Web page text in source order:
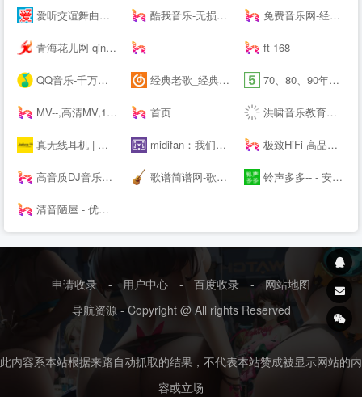
爱听交谊舞曲网-交谊舞曲下载,免费交谊舞曲,广场舞曲,交谊舞曲,最新交谊舞曲网 酷我音乐-无损音质正版在线试听网站 免费音乐网-经典歌曲大全、无损MP3歌曲免费下载
青海花儿网-qinghaihuaer.com.cn - ft-168
QQ音乐-千万正版音乐海量无损曲库新歌热歌天天畅听的高品质音乐平台！ 经典老歌_经典老歌大全_经典老歌100首怀旧连播 70、80、90年代经典老歌尽在-经典老歌网
MV--,高清MV,1080PMV,高清MP4,MV下载,可可MV 首页 洪啸音乐教育工作站 - 音乐教师的网络家园 - Powered by Discuz!
真无线耳机 | 蓝牙耳机 | 蓝牙耳机品牌排行榜前十名 | 骨传导耳机ANC | 北欧耳机品牌 TWS | 捷波朗 Jabra midifan：我们关注电脑音乐 极致HiFi-高品质无损音乐下载站
高音质DJ音乐盒2020---320kbps高清DJ播放器 dj音乐盒2016 歌谱简谱网-歌谱网_搜谱网_中国歌谱网简谱大全 铃声多多-- - 安卓、苹果、电脑官方版下载
清音陋屋 - 优美纯音乐精美散文分享网站
申请收录 - 用户中心 - 百度收录 -
网站地图
导航资源 - Copyright @ All rights Reserved
此内容系本站根据来路自动抓取的结果，不代表本站赞成被显示网站的内
容或立场